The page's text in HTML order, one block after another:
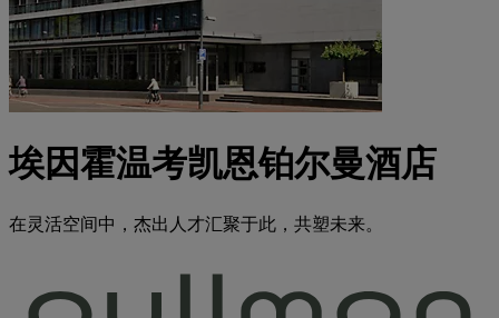
埃因霍温考凯恩铂尔曼酒店
在灵活空间中，杰出人才汇聚于此，共塑未来。